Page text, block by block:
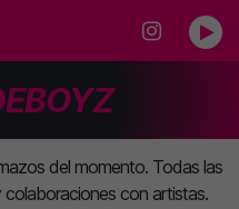
del momento. Todas las
con artistas.